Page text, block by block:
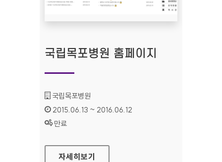
국립목포병원 홈페이지
기관명 :
국립목포병원
인증기간 :
2015.06.13 ~ 2016.06.12
상태 :
만료
국립목포병원 홈페이지
자세히보기